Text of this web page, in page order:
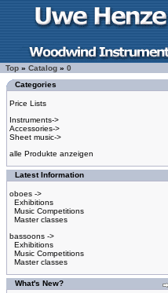
Top » Catalog » 0
Categories
Price Lists
Instruments->
Accessories->
Sheet music->
alle Produkte anzeigen
Latest Information
oboes ->
Exhibitions
Music Competitions
Master classes
bassoons ->
Exhibitions
Music Competitions
Master classes
What's New?